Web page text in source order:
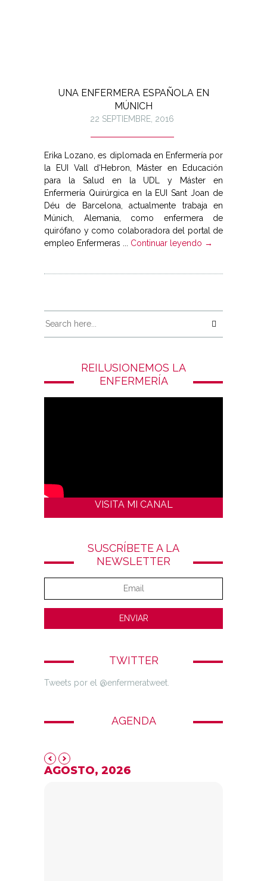
UNA ENFERMERA ESPAÑOLA EN
MÚNICH
22 SEPTIEMBRE, 2016
Erika Lozano, es diplomada en Enfermería por
la EUI Vall d‘Hebron, Máster en Educación
para la Salud en la UDL y Máster en
Enfermería Quirúrgica en la EUI Sant Joan de
Déu de Barcelona, actualmente trabaja en
Múnich, Alemania, como enfermera de
quirófano y como colaboradora del portal de
empleo Enfermeras ... Continuar leyendo →
REILUSIONEMOS LA
ENFERMERÍA
VISITA MI CANAL
SUSCRÍBETE A LA
NEWSLETTER
TWITTER
Tweets por el @enfermeratweet.
AGENDA
AGOSTO, 2026